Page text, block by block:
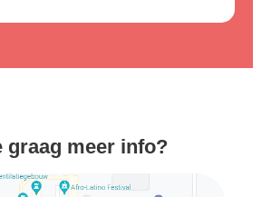
graag meer info?